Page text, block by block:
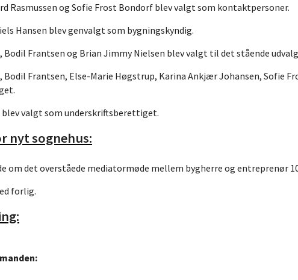
Rasmussen og Sofie Frost Bondorf blev valgt som kontaktpersoner.
Hansen blev genvalgt som bygningskyndig.
Bodil Frantsen og Brian Jimmy Nielsen blev valgt til det stående
Bodil Frantsen, Else-Marie Høgstrup, Karina Ankjær Johansen,
blev valgt som underskriftsberettiget.
nyt sognehus:
om det overståede mediatormøde mellem bygherre og entreprenør
forlig.